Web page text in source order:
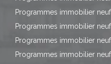
Programmes immobilier
Programmes immobilier
Programmes immobilier
Programmes immobilier